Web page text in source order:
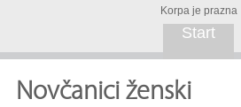
Korpa je prazna
Start
Novčanici ženski